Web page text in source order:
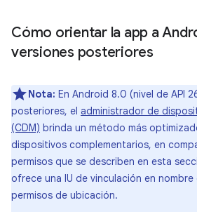
Cómo orientar la app a
versiones posteriores
Nota: En Android 8.0 (nivel de API
posteriores, el administrador de
(CDM) brinda un método más
dispositivos complementarios, en
permisos que se describen en esta
ofrece una IU de vinculación en
permisos de ubicación.